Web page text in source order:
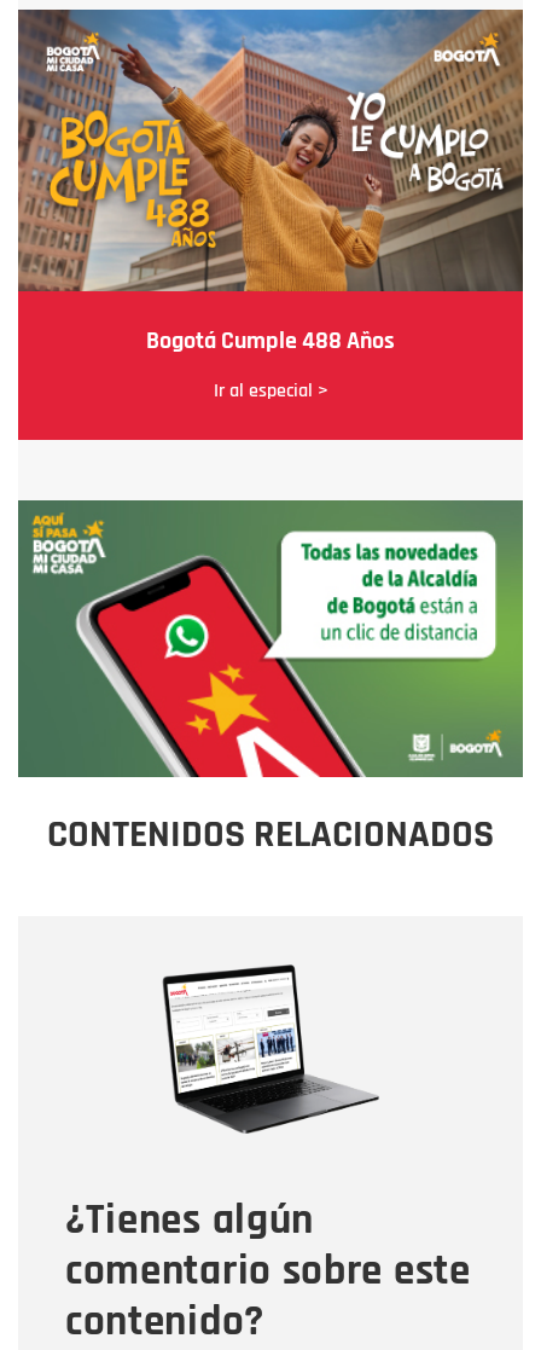
Bogotá Cumple 488 Años
Ir al especial >
CONTENIDOS RELACIONADOS
¿Tienes algún
comentario sobre este
contenido?
Correo electrónico
Tipo de comentario
Mensaje